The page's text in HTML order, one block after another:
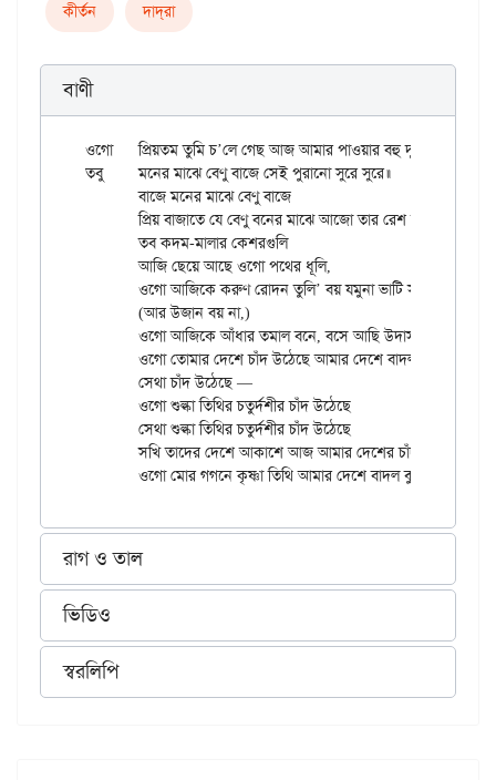
কীর্তন দাদ্‌রা
বাণী
ওগো	প্রিয়তম তুমি চ’লে গেছ আজ আমার পাওয়ার বহু দূরে।
তবু	মনের মাঝে বেণু বাজে সেই পুরানো সুরে সুরে॥
	বাজে মনের মাঝে বেণু বাজে
	প্রিয় বাজাতে যে বেণু বনের মাঝে আজো তার রেশ মনে বাজে॥
	তব কদম-মালার কেশরগুলি
	আজি ছেয়ে আছে ওগো পথের ধূলি,
	সখি তাদের দেশে আকাশে আজ আমার দেশের চাঁদ উঠেছে।
রাগ ও তাল
ভিডিও
স্বরলিপি